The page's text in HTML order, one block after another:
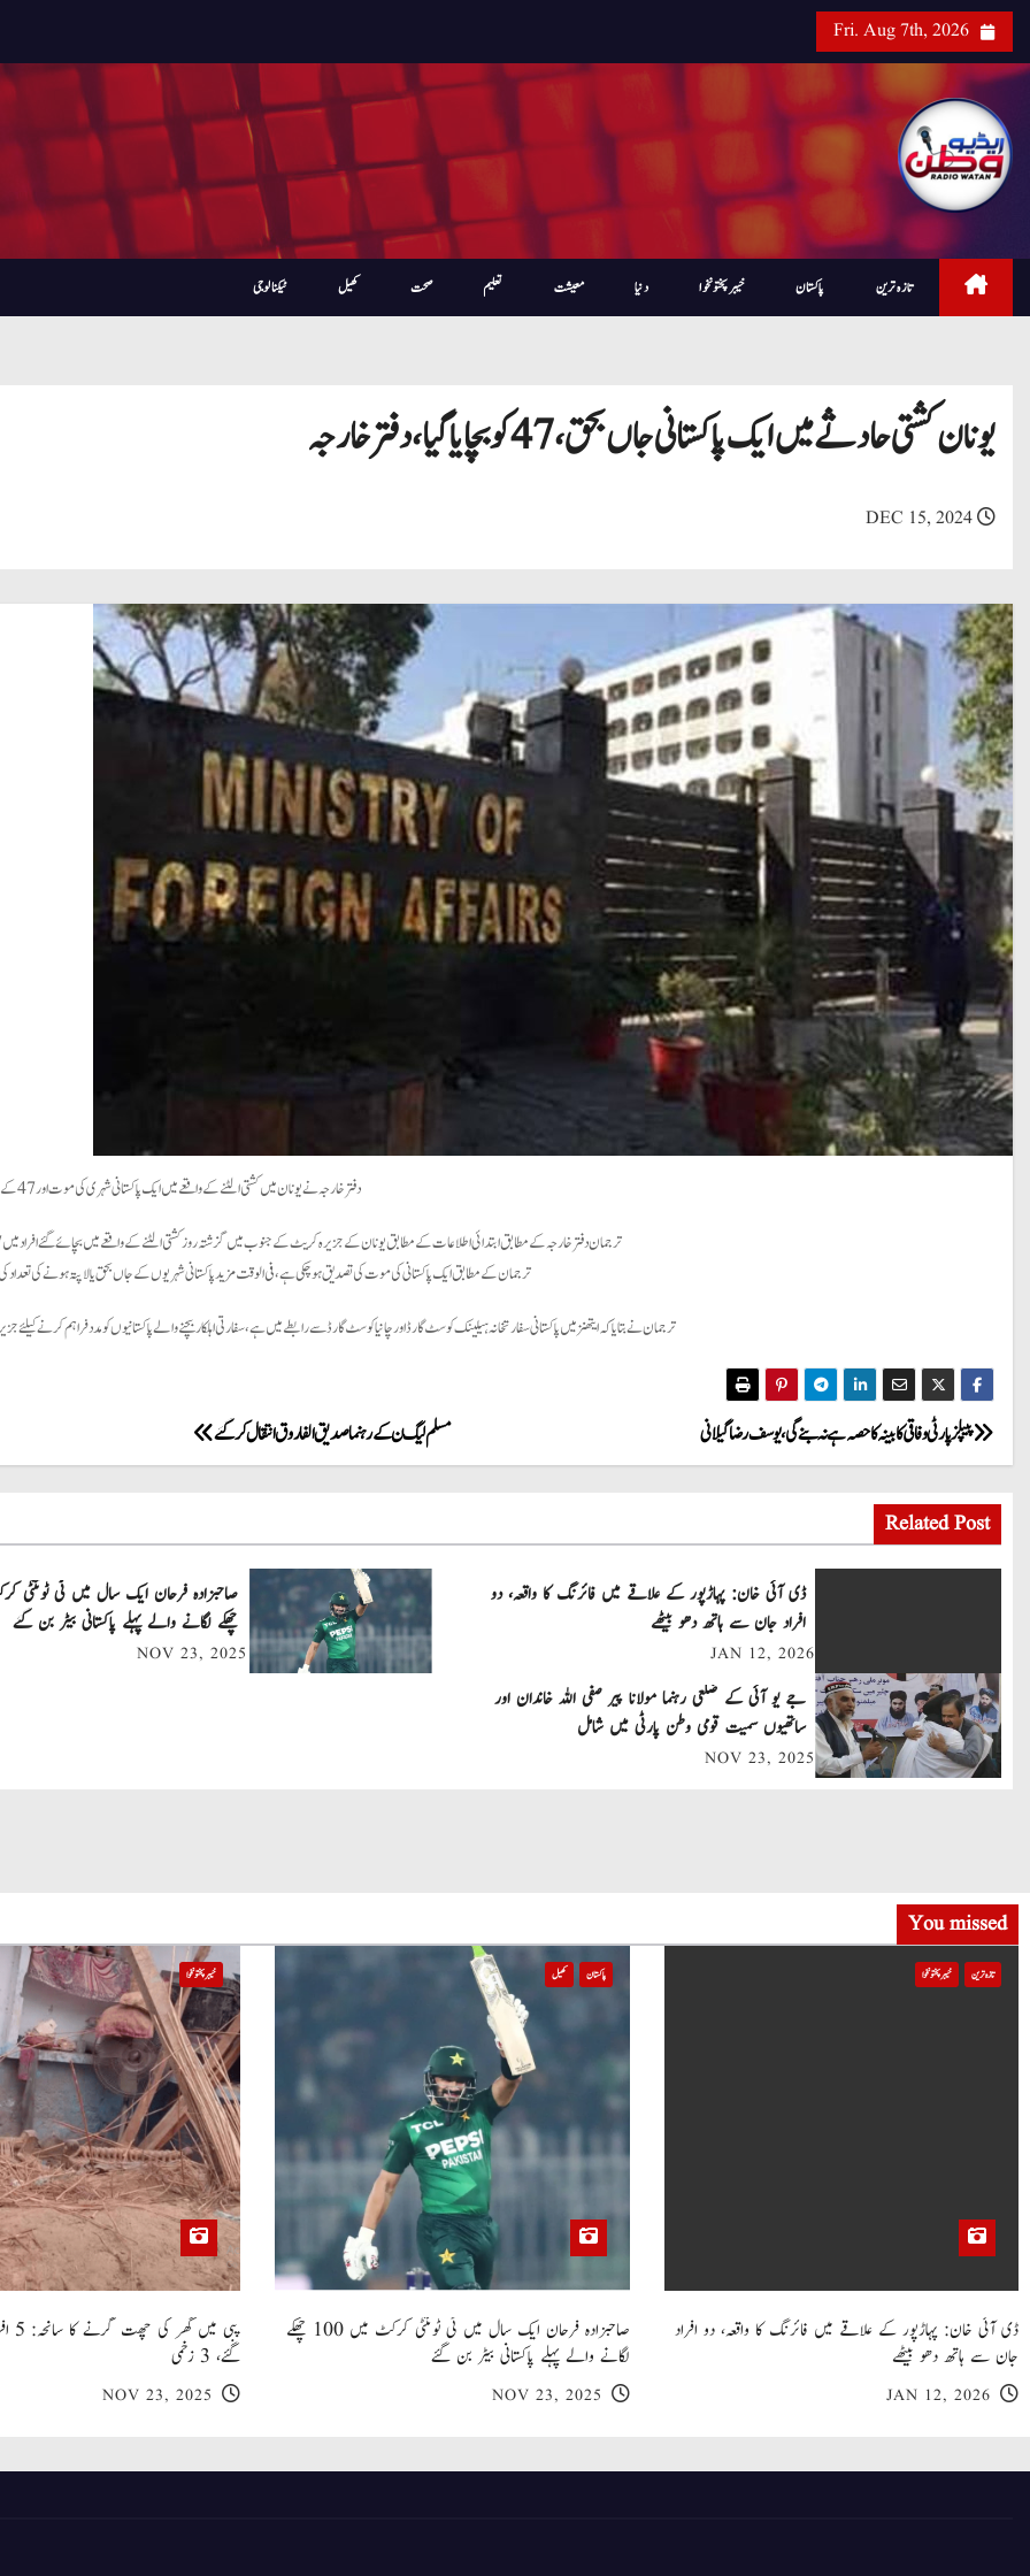
i
Fri. Aug 7th, 2026
تازہ ترین پاکستان خیبرپختونخوا دنیا معیشت تعلیم صحت کھیل ٹیکنالوجی
یونان کشتی حادثے میں ایک پاکستانی جاں بحق ، 47 کو بچایا گیا ، دفتر خارجہ
دفتر خارجہ نے یونان میں کشتی الٹنے کے واقعے میں ایک پاکستانی شہری کی موت اور 47 کے بچنے کی تصدیق کر دی۔
ترجمان دفتر خارجہ کے مطابق ابتدائی اطلاعات کے مطابق یونان کے جزیرہ کریٹ کے جنوب میں گزشتہ روز کشتی الٹنے کے واقعے میں بچائے گئے افراد میں 47 پاکستانی شامل ہیں۔
ترجمان کے مطابق ایک پاکستانی کی موت کی تصدیق ہو چکی ہے، فی الوقت مزید پاکستانی شہریوں کے جاں بحق یا لاپتہ ہونے کی تعداد
ترجمان نے بتایا کہ ایتھنز میں پاکستانی سفارتخانہ ہیلینک کوسٹ گارڈ اور چانیا کوسٹ گارڈ سے رابطے میں ہے، سفارتی اہلکار بچنے والے پاکستانیوں کو مدد فراہم کرنے کیلئے
P
o
s
a
v
i
t
i
مسلم لیگ ن کے رہنما صدیق الفاروق انتقال کر گئے پیپلز پارٹی وفاقی کابینہ کا حصہ ہے نہ بنے گی ، یوسف رضا گیلانی
Related Post
ڈی آئی خان: پہاڑپور کے علاقے میں فائرنگ کا واقعہ، دو
افراد جان سے ہاتھ دھو بیٹھے
JAN 12, 2026
چھکے لگانے والے پہلے پاکستانی بیٹر بن گئے
NOV 23, 2025
جے یو آئی کے ضلعی رہنما مولانا پیر صفی اللہ خاندان اور
ساتھیوں سمیت قومی وطن پارٹی میں شامل
NOV 23, 2025
You missed
تازہ ترین خیبر پختونخوا
ڈی آئی خان: پہاڑپور کے علاقے میں فائرنگ کا واقعہ، دو افراد
جان سے ہاتھ دھو بیٹھے
JAN 12, 2026
پاکستان کھیل
صاحبزادہ فرحان ایک سال میں ٹی ٹوئنٹی کرکٹ میں 100 چھکے
لگانے والے پہلے پاکستانی بیٹر بن گئے
NOV 23, 2025
خیبر پختونخوا
گئے، 3 زخمی
NOV 23, 2025